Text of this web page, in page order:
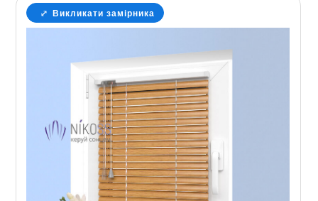
Викликати замірника